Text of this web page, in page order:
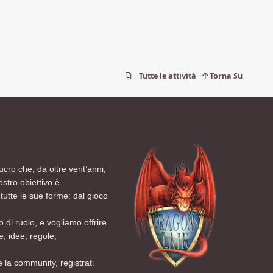
Tutte le attività Torna Su
che, da oltre vent’anni,
obiettivo è
le sue forme: dal gioco
di ruolo, e vogliamo offrire
idee, regole,
la community, registrati